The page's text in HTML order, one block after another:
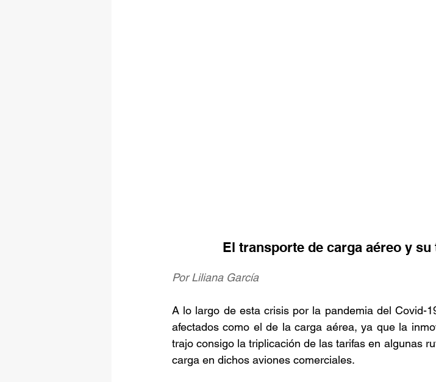
El transporte de carga aéreo y
Por Liliana García
A lo largo de esta crisis por la pandemia del Covid-
afectados como el de la carga aérea, ya que la
trajo consigo la triplicación de las tarifas en algunas
carga en dichos aviones comerciales.